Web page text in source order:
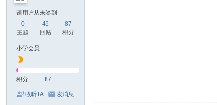
该用户从未签到
0
主题
46
回帖
87
积分
小学会员
积分 87
收听TA 发消息